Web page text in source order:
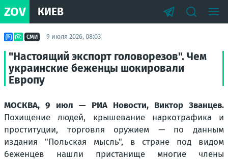
ZOV КИЕВ
СМИ 9 июля 2026, 08:03
"Настоящий экспорт головорезов". Чем
украинские беженцы шокировали
Европу
МОСКВА, 9 июл — РИА Новости, Виктор Званцев.
Похищение людей, крышевание наркотрафика и
проституции, торговля оружием — по данным
издания "Польская мысль", в стране под видом
беженцев нашли пристанище многие члены